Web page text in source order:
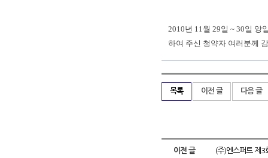
2010년 11월 29일 ~ 30일 양
하여 주신 청약자 여러분께
목록 이전 글 다음 글
이전 글 (주)엔스퍼트 제3